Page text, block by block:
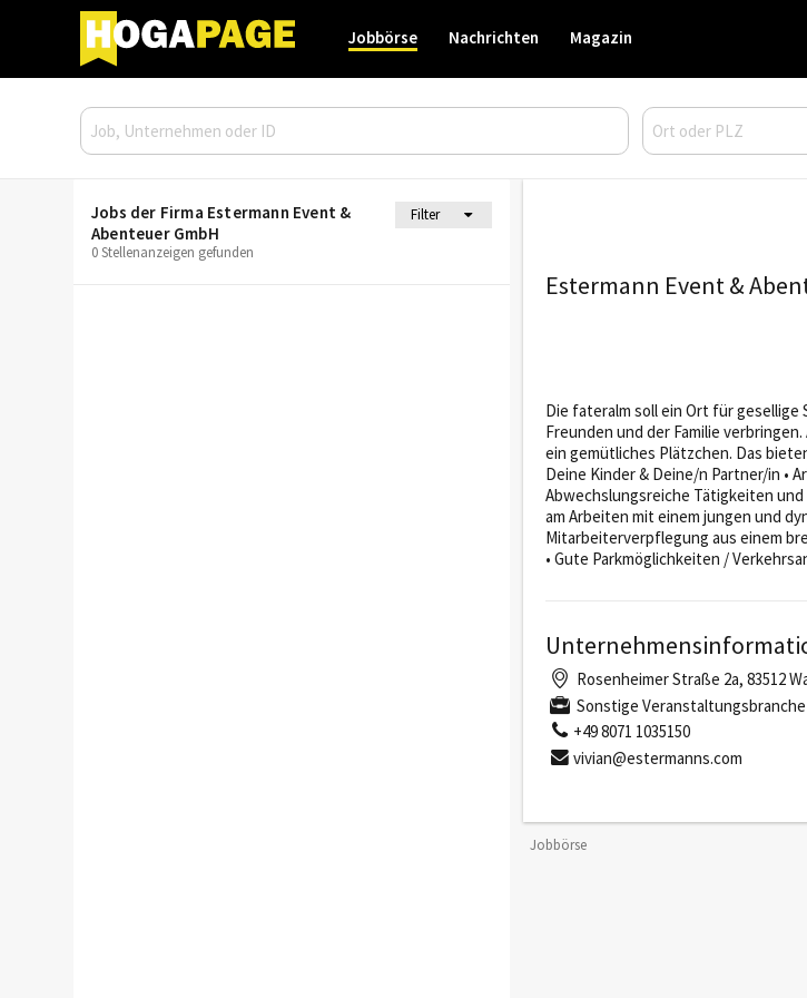
Jobbörse Nachrichten Magazin
Jobs der Firma Estermann Event &
Abenteuer GmbH
Filter
0 Stellenanzeigen gefunden
Estermann Event &
Die fateralm soll ein Ort für
Freunden und der Familie
ein gemütliches Plätzchen. Das
Deine Kinder & Deine/n Partner/in •
Abwechslungsreiche Tätigkeiten und
am Arbeiten mit einem jungen und
Mitarbeiterverpflegung aus einem
• Gute Parkmöglichkeiten /
Rosenheimer Straße 2a, 83512
Sonstige Veranstaltungsbranche
+49 8071 1035150
vivian@estermanns.com
Jobbörse